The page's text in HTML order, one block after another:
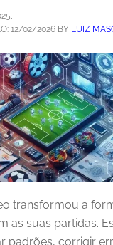
,
12/02/2026BY LUIZ
transformou a
as suas partidas.
padrões, corrigir